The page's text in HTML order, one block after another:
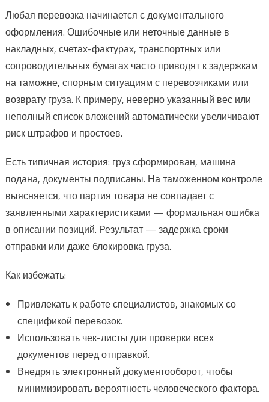
Любая перевозка начинается с документального
оформления. Ошибочные или неточные данные в
накладных, счетах-фактурах, транспортных или
сопроводительных бумагах часто приводят к задержкам
на таможне, спорным ситуациям с перевозчиками или
возврату груза. К примеру, неверно указанный вес или
неполный список вложений автоматически увеличивают
риск штрафов и простоев.
Есть типичная история: груз сформирован, машина
подана, документы подписаны. На таможенном контроле
выясняется, что партия товара не совпадает с
заявленными характеристиками — формальная ошибка
в описании позиций. Результат — задержка сроки
отправки или даже блокировка груза.
Как избежать:
Привлекать к работе специалистов, знакомых со
спецификой перевозок.
Использовать чек-листы для проверки всех
документов перед отправкой.
Внедрять электронный документооборот, чтобы
минимизировать вероятность человеческого фактора.